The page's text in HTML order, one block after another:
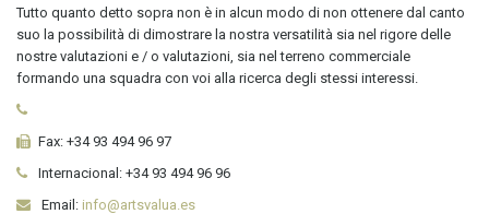
Tutto quanto detto sopra non è in alcun modo di non ottenere dal canto
suo la possibilità di dimostrare la nostra versatilità sia nel rigore delle
nostre valutazioni e / o valutazioni, sia nel terreno commerciale
formando una squadra con voi alla ricerca degli stessi interessi.
Fax: +34 93 494 96 97
Internacional: +34 93 494 96 96
Email: info@artsvalua.es